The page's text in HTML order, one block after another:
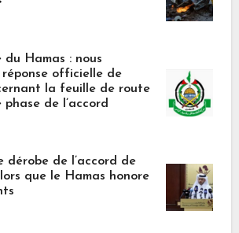
du Hamas : nous
officielle de
la feuille de route
de l’accord
dérobe de l’accord de
que le Hamas honore